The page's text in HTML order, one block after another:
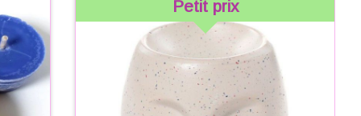
Petit prix